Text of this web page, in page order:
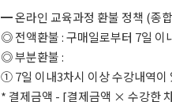
━ 온라인 교육과정 환불 정책 (종
◎ 전액환불 : 구매일로부터 7일 이
◎ 부분환불 :
① 7일 이내3차시 이상 수강내역이
* 결제금액 - [결제금액 × 수강한